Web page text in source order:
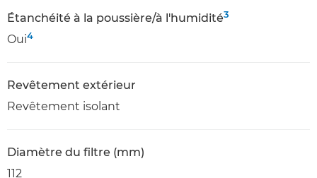
Étanchéité à la poussière/à l'humidité3
Oui4
Revêtement extérieur
Revêtement isolant
Diamètre du filtre (mm)
112